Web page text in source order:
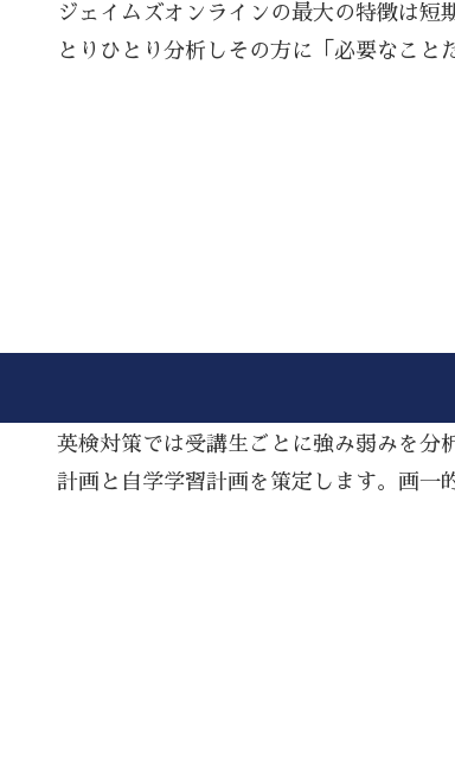
ジェイムズオンラインの最大の特徴は
とりひとり分析しその方に「必要なこと
英検対策では受講生ごとに強み弱みを分
計画と自学学習計画を策定します。画一